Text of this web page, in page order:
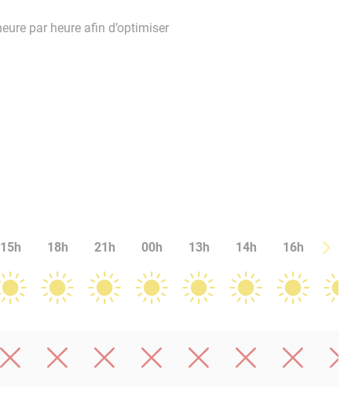
par heure afin d’optimiser
15h 18h 21h 00h 13h 14h 16h 17h